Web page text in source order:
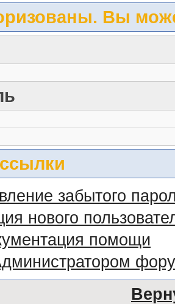
Вы
забытого
нового
помощи